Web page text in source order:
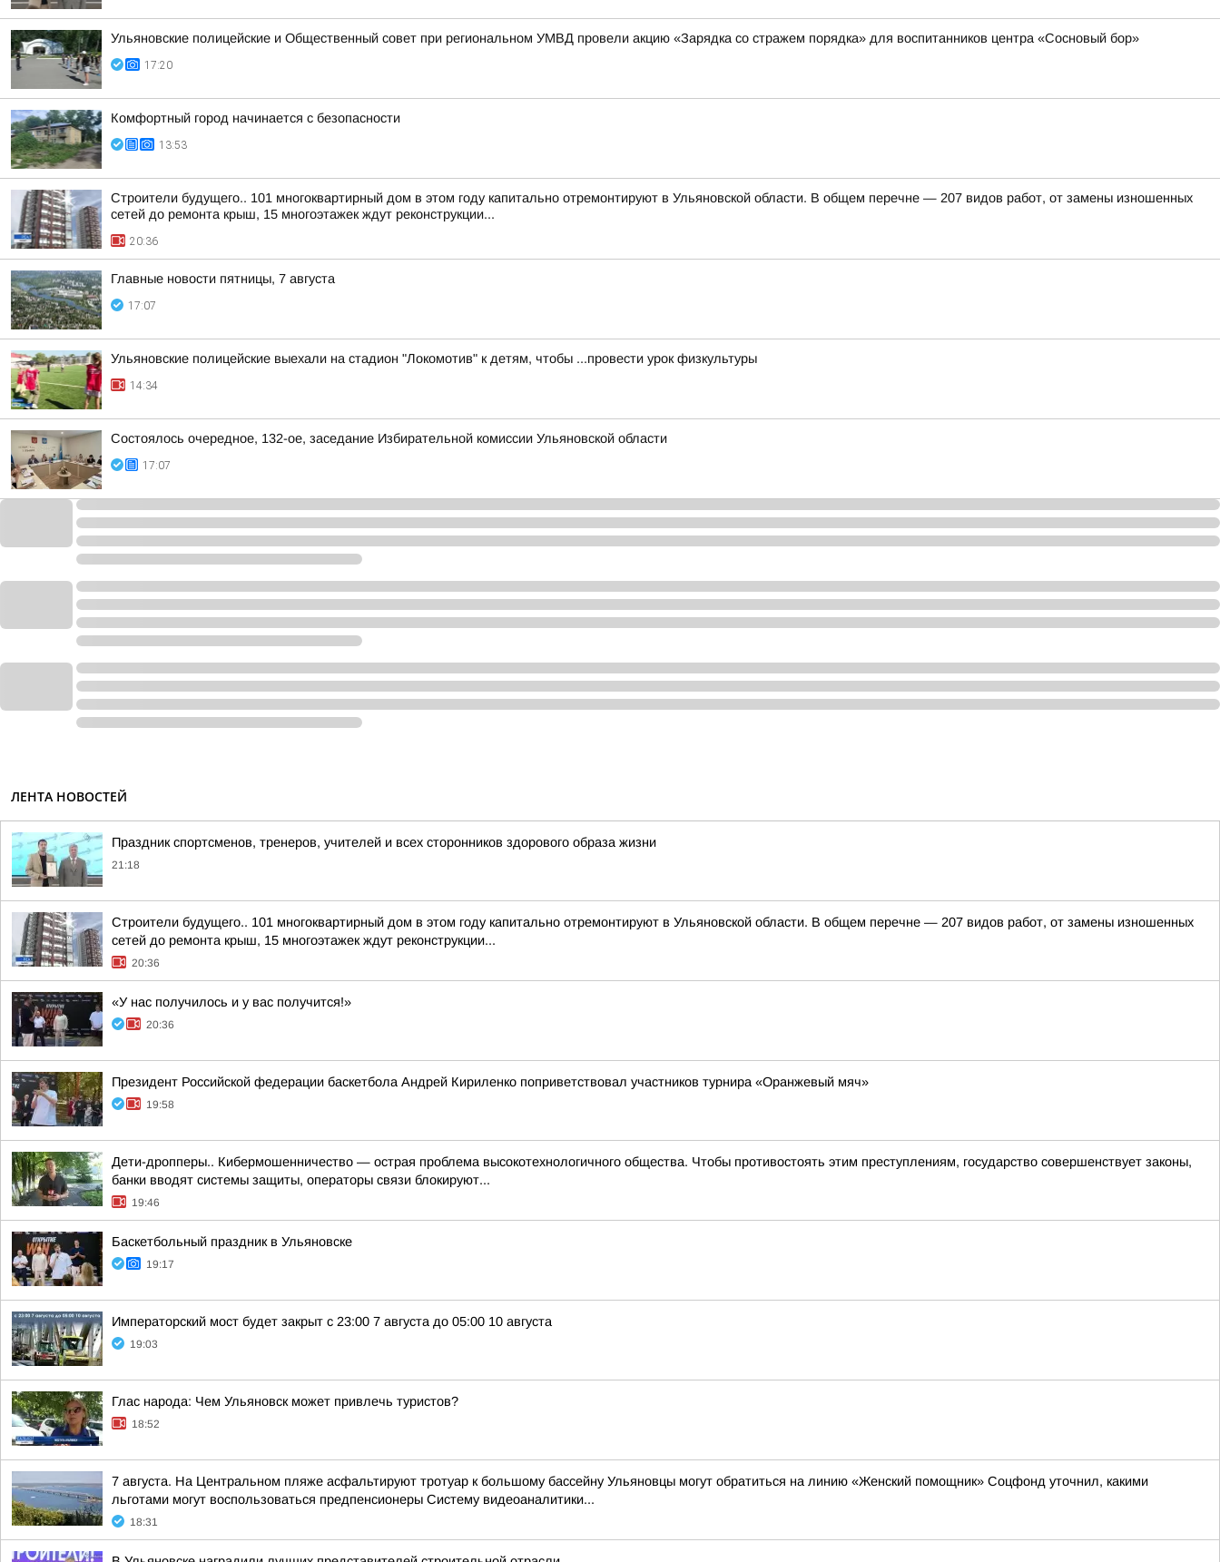
Ульяновские полицейские и Общественный совет при региональном УМВД провели акцию «Зарядка со стражем порядка» для воспитанников центра «Сосновый бор»
17:20
Комфортный город начинается с безопасности
13:53
Строители будущего.. 101 многоквартирный дом в этом году капитально отремонтируют в Ульяновской области. В общем перечне — 207 видов работ, от замены изношенных
сетей до ремонта крыш, 15 многоэтажек ждут реконструкции...
20:36
Главные новости пятницы, 7 августа
17:07
Ульяновские полицейские выехали на стадион "Локомотив" к детям, чтобы ...провести урок физкультуры
14:34
Состоялось очередное, 132-ое, заседание Избирательной комиссии Ульяновской области
17:07
ЛЕНТА НОВОСТЕЙ
Праздник спортсменов, тренеров, учителей и всех сторонников здорового образа жизни
21:18
Строители будущего.. 101 многоквартирный дом в этом году капитально отремонтируют в Ульяновской области. В общем перечне — 207 видов работ, от замены изношенных
сетей до ремонта крыш, 15 многоэтажек ждут реконструкции...
20:36
«У нас получилось и у вас получится!»
20:36
Президент Российской федерации баскетбола Андрей Кириленко поприветствовал участников турнира «Оранжевый мяч»
19:58
Дети-дропперы.. Кибермошенничество — острая проблема высокотехнологичного общества. Чтобы противостоять этим преступлениям, государство совершенствует законы,
банки вводят системы защиты, операторы связи блокируют...
19:46
Баскетбольный праздник в Ульяновске
19:17
Императорский мост будет закрыт с 23:00 7 августа до 05:00 10 августа
19:03
Глас народа: Чем Ульяновск может привлечь туристов?
18:52
7 августа. На Центральном пляже асфальтируют тротуар к большому бассейну Ульяновцы могут обратиться на линию «Женский помощник» Соцфонд уточнил, какими
льготами могут воспользоваться предпенсионеры Систему видеоаналитики...
18:31